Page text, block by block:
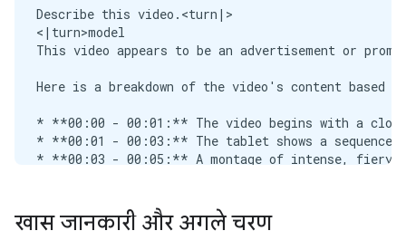
खास जानकारी और अगले चरण